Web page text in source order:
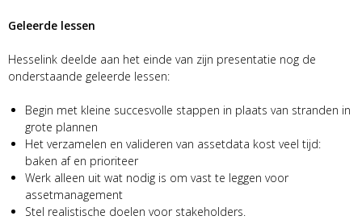
Geleerde lessen
Hesselink deelde aan het einde van zijn presentatie nog de
onderstaande geleerde lessen:
Begin met kleine succesvolle stappen in plaats van stranden in
grote plannen
Het verzamelen en valideren van assetdata kost veel tijd:
baken af en prioriteer
Werk alleen uit wat nodig is om vast te leggen voor
assetmanagement
Stel realistische doelen voor stakeholders.